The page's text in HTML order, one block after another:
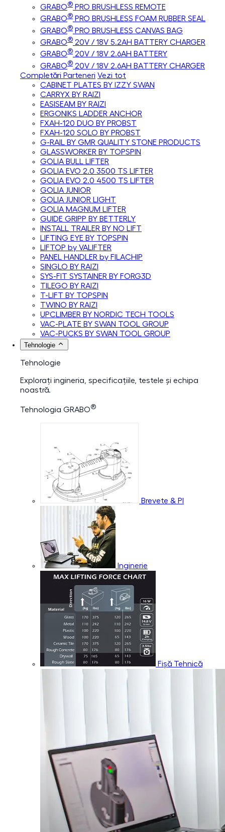
GRABO® PRO BRUSHLESS REMOTE
GRABO® PRO BRUSHLESS FOAM RUBBER SEAL
GRABO® PRO BRUSHLESS CANVAS BAG
GRABO® 20V / 18V 5.2AH BATTERY CHARGER
GRABO® 20V / 18V 2.6AH BATTERY
GRABO® 20V / 18V 2.6AH BATTERY CHARGER
Completări Parteneri Vezi tot
CABINET PLATES BY IZZY SWAN
CARRYX BY RAIZI
EASISEAM BY RAIZI
ERGONIKS LADDER ANCHOR
FXAH-120 DUO BY PROBST
FXAH-120 SOLO BY PROBST
G-RAIL BY GMR QUALITY STONE PRODUCTS
GLASSWORKER BY TOPSPIN
GOLIA BULL LIFTER
GOLIA EVO 2.0 3500 TS LIFTER
GOLIA EVO 2.0 4500 TS LIFTER
GOLIA JUNIOR
GOLIA JUNIOR LIGHT
GOLIA MAGNUM LIFTER
GUIDE GRIPP BY BETTERLY
INSTALL TRAILER BY NO LIFT
LIFTING EYE BY TOPSPIN
LIFTOP by VALIFTER
PANEL HANDLER by FILACHIP
SINGLO BY RAIZI
SYS-FIT SYSTAINER BY FORG3D
TILEGO BY RAIZI
T-LIFT BY TOPSPIN
TWINO BY RAIZI
UPCLIMBER BY NORDIC TECH TOOLS
VAC-PLATE BY SWAN TOOL GROUP
VAC-PUCKS BY SWAN TOOL GROUP
Tehnologie
Tehnologie
Explorați ingineria, specificațiile, testele și echipa
noastră.
Tehnologia GRABO®
Brevete & PI
Inginerie
Fișă Tehnică